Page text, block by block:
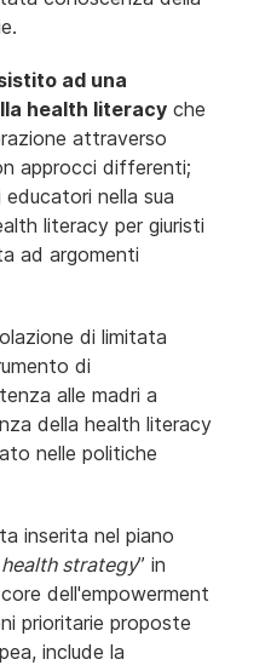
ad una
health literacy che
attraverso
approcci differenti;
nella sua
literacy per giuristi
ad argomenti
di limitata
di
alle madri a
della health literacy
nelle politiche
inserita nel piano
strategy” in
dell'empowerment
prioritarie proposte
include la